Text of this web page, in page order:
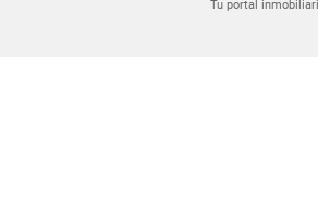
Tu portal